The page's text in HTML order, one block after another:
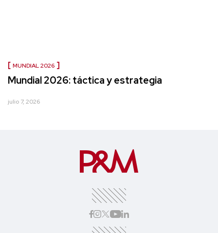
MUNDIAL 2026
Mundial 2026: táctica y estrategia
julio 7, 2026